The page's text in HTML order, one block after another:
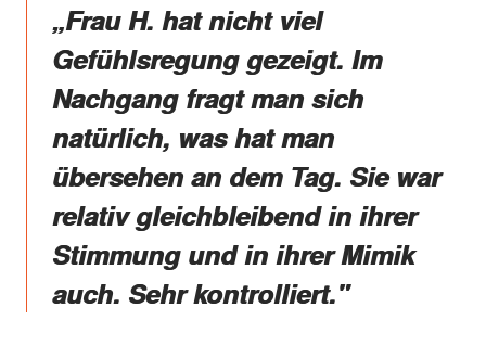
„Frau H. hat nicht viel
Gefühlsregung gezeigt. Im
Nachgang fragt man sich
natürlich, was hat man
übersehen an dem Tag. Sie war
relativ gleichbleibend in ihrer
Stimmung und in ihrer Mimik
auch. Sehr kontrolliert."